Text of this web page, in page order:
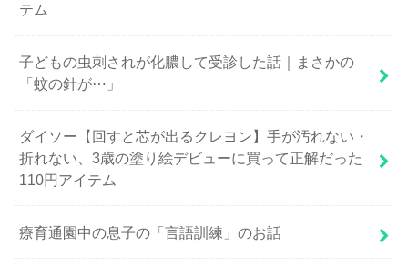
テム
子どもの虫刺されが化膿して受診した話｜まさかの
「蚊の針が⋯」
ダイソー【回すと芯が出るクレヨン】手が汚れない・
折れない、3歳の塗り絵デビューに買って正解だった
110円アイテム
療育通園中の息子の「言語訓練」のお話